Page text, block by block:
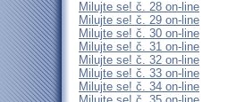
Milujte se! č. 28 on-line
Milujte se! č. 29 on-line
Milujte se! č. 30 on-line
Milujte se! č. 31 on-line
Milujte se! č. 32 on-line
Milujte se! č. 33 on-line
Milujte se! č. 34 on-line